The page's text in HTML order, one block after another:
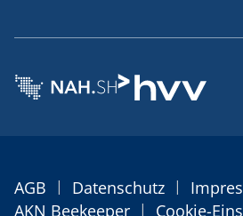
AGB | Datenschutz |
AKN Beekeeper | Cookie-